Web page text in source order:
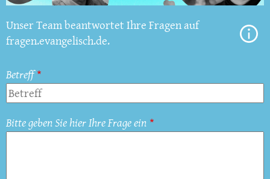
Unser Team beantwortet Ihre Fragen auf
fragen.evangelisch.de.
Betreff
Bitte geben Sie hier Ihre Frage ein